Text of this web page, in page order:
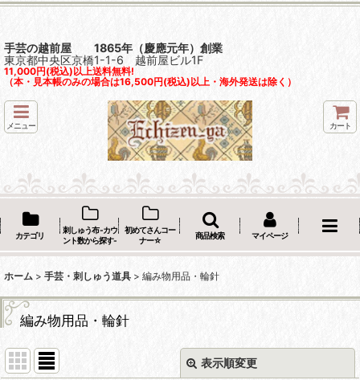
手芸の越前屋 1865年（慶應元年）創業
東京都中央区京橋1-1-6 越前屋ビル1F
11,000円(税込)以上送料無料!
（本・見本帳のみの場合は16,500円(税込)以上・海外発送は除く）
メニュー カート
カテゴリ
刺しゅう布 -カウ
ント数から探す-
初めてさんコー
ナー☆
商品検索 マイページ
ホーム > 手芸・刺しゅう道具 > 編み物用品・輪針
編み物用品・輪針
表示順変更